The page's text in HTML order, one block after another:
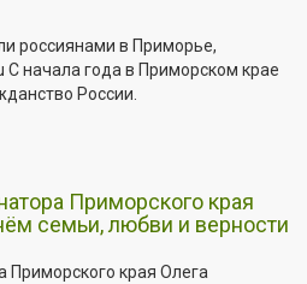
россиянами в Приморье,
начала года в Приморском крае
России.
Приморского края
семьи, любви и верности
Приморского края Олега